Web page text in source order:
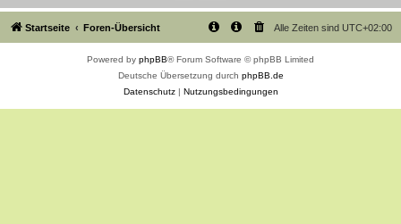
Startseite Foren-Übersicht Alle Zeiten sind UTC+02:00
Powered by phpBB® Forum Software © phpBB Limited
Deutsche Übersetzung durch phpBB.de
Datenschutz| Nutzungsbedingungen